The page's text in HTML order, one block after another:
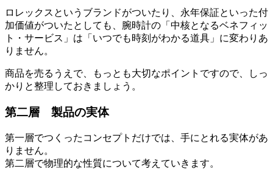
ロレックスというブランドがついたり、永年保証といった付
加価値がついたとしても、腕時計の「中核となるベネフィッ
ト・サービス」は「いつでも時刻がわかる道具」に変わりあ
りません。
商品を売るうえで、もっとも大切なポイントですので、しっ
かりと整理しておきましょう。
第二層 製品の実体
第一層でつくったコンセプトだけでは、手にとれる実体があ
りません。
第二層で物理的な性質について考えていきます。